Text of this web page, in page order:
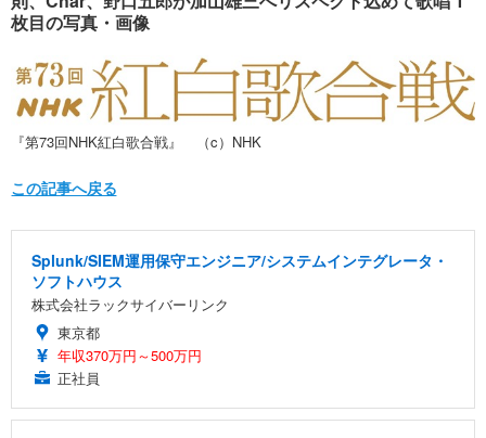
グラビア
ショッピング その他
その他
枚目の写真・画像
『第73回NHK紅白歌合戦』 （c）NHK
この記事へ戻る
Splunk/SIEM運用保守エンジニア/システムインテグレータ・
ソフトハウス
株式会社ラックサイバーリンク
東京都
年収370万円～500万円
正社員